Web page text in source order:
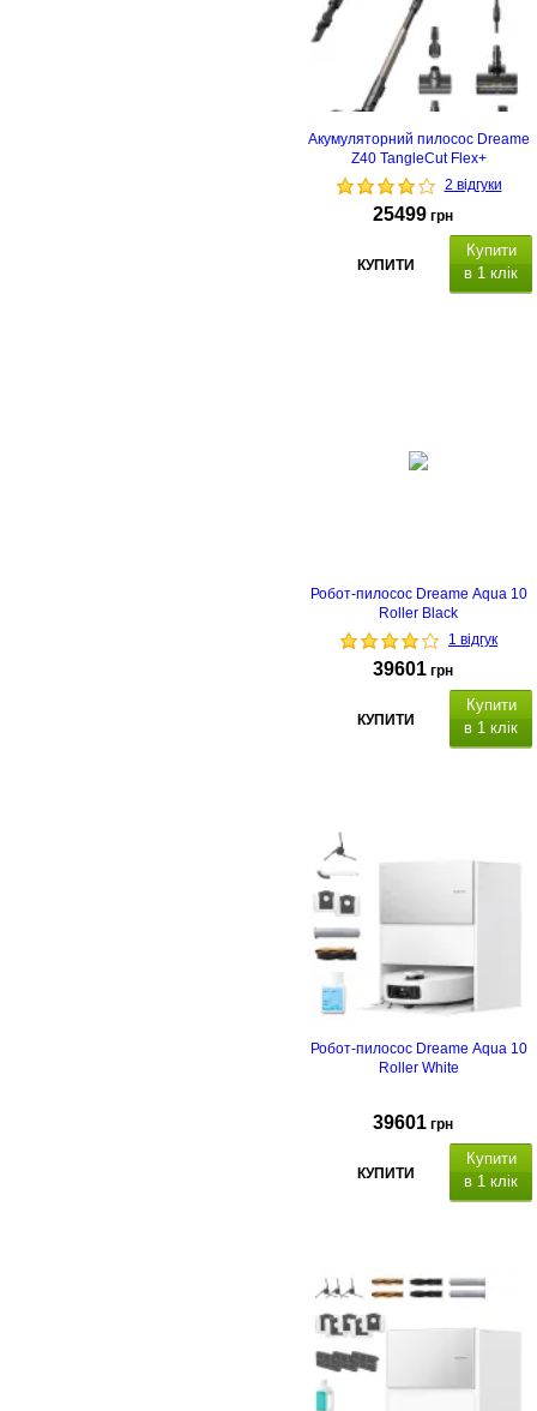
Акумуляторний пилосос Dreame
Z40 TangleCut Flex+
2 відгуки
25499 грн
КУПИТИ
Купити
в 1 клік
Робот-пилосос Dreame Aqua 10
Roller Black
1 відгук
39601 грн
КУПИТИ
Купити
в 1 клік
Робот-пилосос Dreame Aqua 10
Roller White
39601 грн
КУПИТИ
Купити
в 1 клік